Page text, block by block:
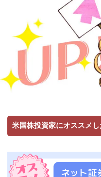
米国株投資家にオススメし